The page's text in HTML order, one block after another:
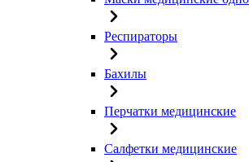
Респираторы
Бахилы
Перчатки медицинские
Салфетки медицинские